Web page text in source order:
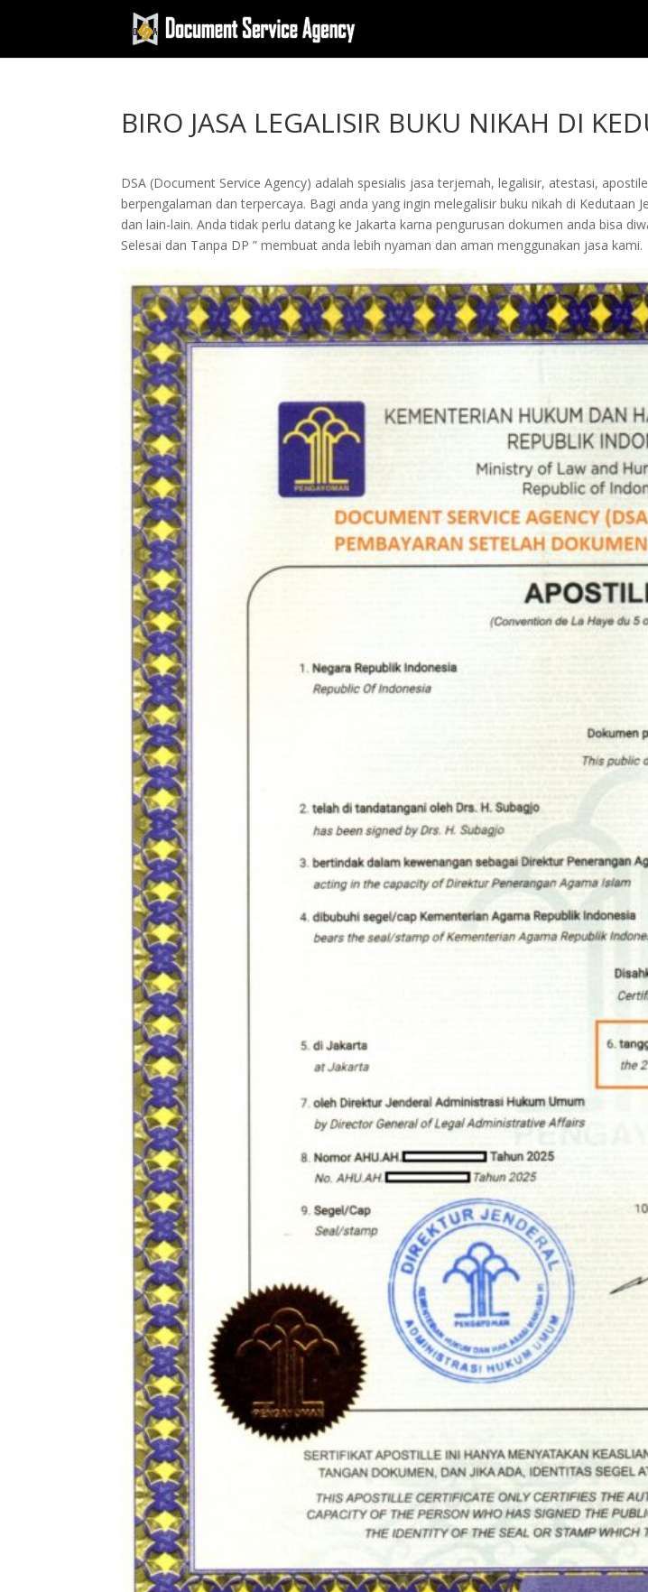
BIRO JASA LEGALISIR BUKU NIKAH DI
DSA (Document Service Agency) adalah spesialis jasa terjemah, legalisir, atestasi,
berpengalaman dan terpercaya. Bagi anda yang ingin melegalisir buku nikah di
dan lain-lain. Anda tidak perlu datang ke Jakarta karna pengurusan dokumen anda bisa
Selesai dan Tanpa DP ” membuat anda lebih nyaman dan aman menggunakan jasa kami.